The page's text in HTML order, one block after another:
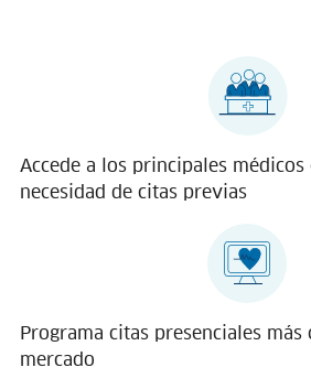
Accede a los principales médicos
necesidad de citas previas
Programa citas presenciales más
mercado